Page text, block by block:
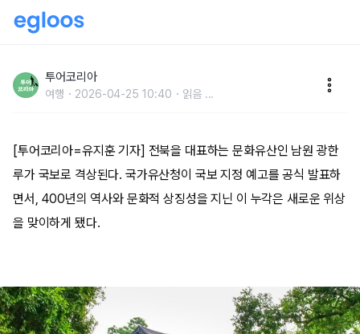
400년 역사 품고 새 위상
투어코리아
여행 2026-04-25 10:40 읽음 ...
[투어코리아=유지훈 기자] 전북을 대표하는 문화유산인 남원 광한
루가 국보로 격상된다. 국가유산청이 국보 지정 예고를 공식 발표하
면서, 400년의 역사와 문화적 상징성을 지닌 이 누각은 새로운 위상
을 맞이하게 됐다.